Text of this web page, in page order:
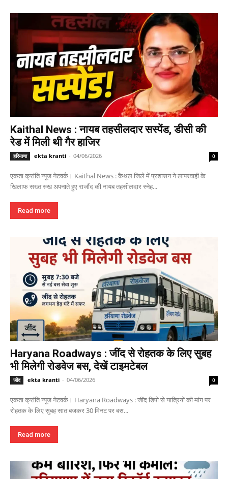
Kaithal News : नायब तहसीलदार सस्पेंड, डीसी की
रेड में मिली थी गैर हाजिर
हरियाणा ekta kranti - 04/06/2026 0
एकता क्रांति न्यूज नेटवर्क। Kaithal News : कैथल जिले में प्रशासन ने लापरवाही के
खिलाफ सख्त रुख अपनाते हुए राजौंद की नायब तहसीलदार स्नेह...
Read more
Haryana Roadways : जींद से रोहतक के लिए सुबह
भी मिलेगी रोडवेज बस, देखें टाइमटेबल
जींद ekta kranti - 04/06/2026 0
एकता क्रांति न्यूज नेटवर्क। Haryana Roadways : जींद डिपो से यात्रियों की मांग पर
रोहतक के लिए सुबह सात बजकर 30 मिनट पर बस...
Read more